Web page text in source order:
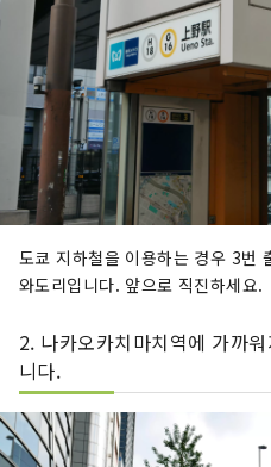
도쿄 지하철을 이용하는 경우 3번
와도리입니다. 앞으로 직진하세요.
2. 나카오카치마치역에 가까
니다.